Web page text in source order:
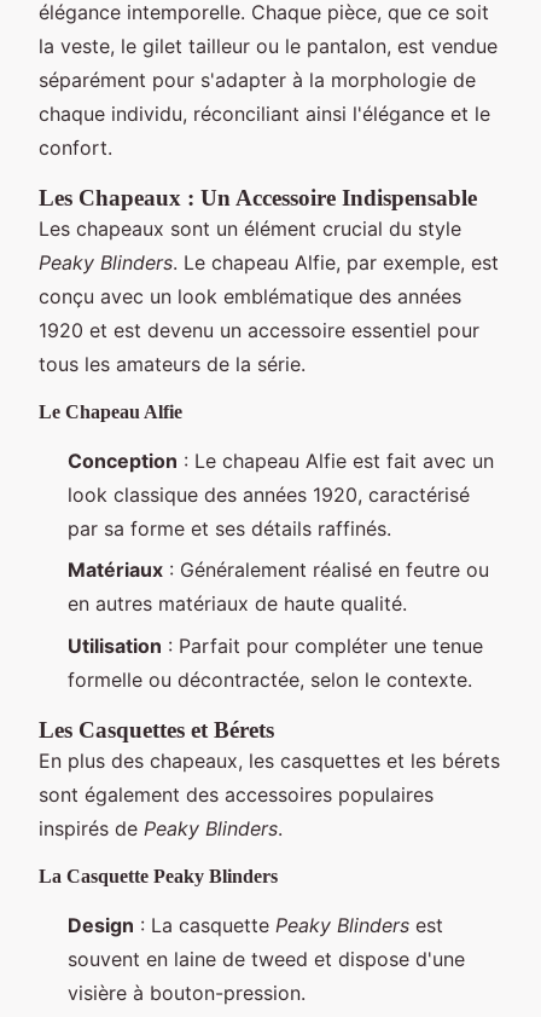
élégance intemporelle. Chaque pièce, que ce soit
la veste, le gilet tailleur ou le pantalon, est vendue
séparément pour s'adapter à la morphologie de
chaque individu, réconciliant ainsi l'élégance et le
confort.
Les Chapeaux : Un Accessoire Indispensable
Les chapeaux sont un élément crucial du style
Peaky Blinders. Le chapeau Alfie, par exemple, est
conçu avec un look emblématique des années
1920 et est devenu un accessoire essentiel pour
tous les amateurs de la série.
Le Chapeau Alfie
Conception : Le chapeau Alfie est fait avec un
look classique des années 1920, caractérisé
par sa forme et ses détails raffinés.
Matériaux : Généralement réalisé en feutre ou
en autres matériaux de haute qualité.
Utilisation : Parfait pour compléter une tenue
formelle ou décontractée, selon le contexte.
Les Casquettes et Bérets
En plus des chapeaux, les casquettes et les bérets
sont également des accessoires populaires
inspirés de Peaky Blinders.
La Casquette Peaky Blinders
Design : La casquette Peaky Blinders est
souvent en laine de tweed et dispose d'une
visière à bouton-pression.